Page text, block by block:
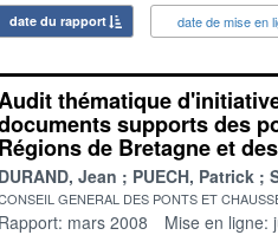
date du rapport date de mise en
thématique
supports des
Régions de Bretagne et
DURAND, Jean PUECH, Patrick
GENERAL DES PONTS ET
Rapport: mars 2008 Mise en ligne: